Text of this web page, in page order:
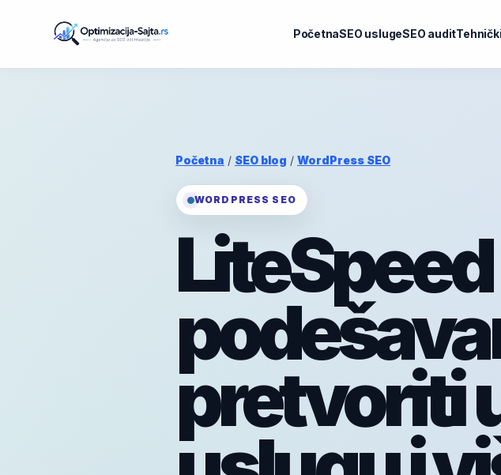
PočetnaSEO uslugeSEO audit
Početna / SEO blog / WordPress SEO
WORDPRESS SEO
LiteSpeed
pretvoriti